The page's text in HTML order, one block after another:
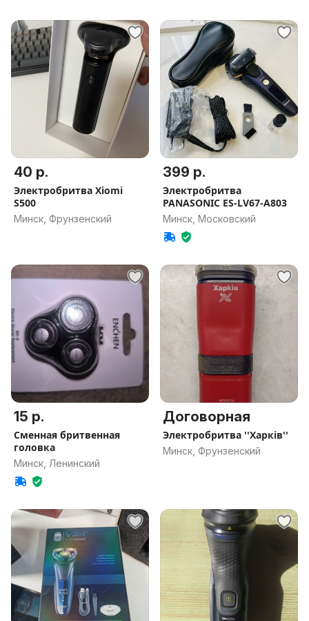
40 р.
Электробритва Xiomi
S500
Минск, Фрунзенский
399 р.
Электробритва
PANASONIC ES-LV67-A803
Минск, Московский
15 р.
Сменная бритвенная
головка
Минск, Ленинский
Договорная
Электробритва ''Харкiв''
Минск, Фрунзенский